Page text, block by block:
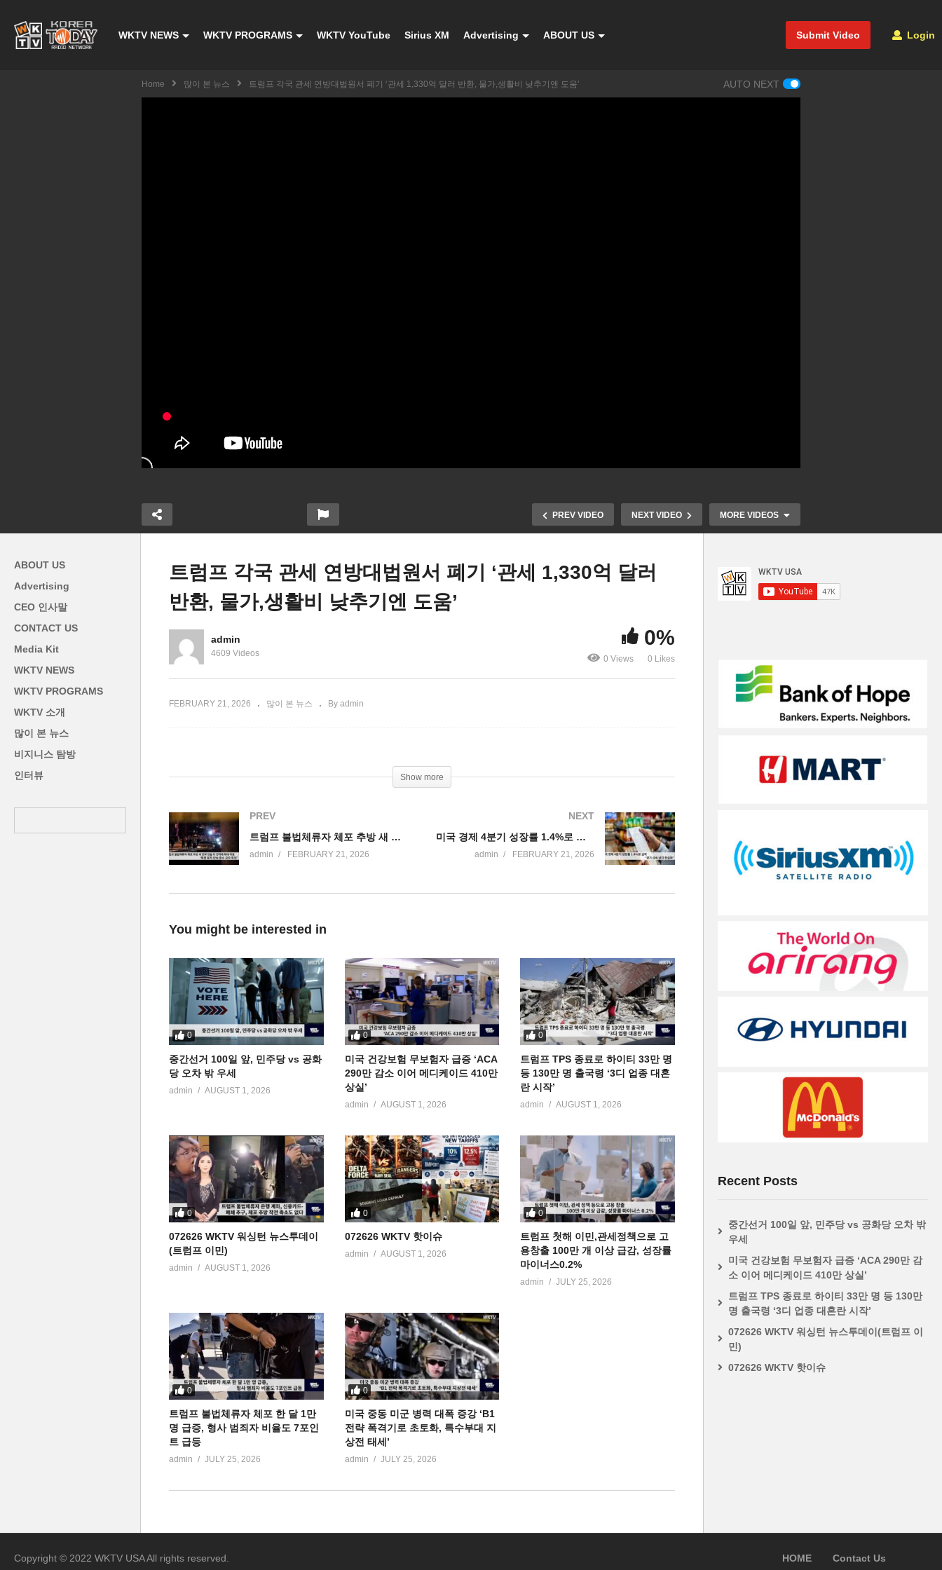
Submit Video Login
WKTV NEWS WKTV PROGRAMS WKTV YouTube Sirius XM Advertising ABOUT US
Home 많이 본 뉴스 트럼프 각국 관세 연방대법원서 폐기 ‘관세 1,330억 달러 반환, 물가,생활비 낮추기엔 도움' AUTO NEXT
PREV VIDEO NEXT VIDEO MORE VIDEOS
합의 실패
IRS, 이민 단속 위해 정보 제공
트럼프 불법체류자 체포 추방
새 전략 전술 미 전역에 확대
ABOUT US
Advertising
CEO 인사말
CONTACT US
Media Kit
WKTV NEWS
WKTV PROGRAMS
WKTV 소개
많이 본 뉴스
비지니스 탐방
인터뷰
트럼프 각국 관세 연방대법원서 폐기 ‘관세 1,330억 달러
반환, 물가,생활비 낮추기엔 도움’
admin
4609 Videos
0%
0 Views 0 Likes
FEBRUARY 21, 2026 많이 본 뉴스 By admin
Show more
PREV
트럼프 불법체류자 체포 추방 새 전략 전술 미 전역에 확대 적용 ‘표적 단속 중소 규모 투입’
admin FEBRUARY 21, 2026
NEXT
미국 경제 4분기 성장률 1.4%로 급락 ‘경기 급속 냉각 현실화’
admin FEBRUARY 21, 2026
You might be interested in
0
중간선거 100일 앞, 민주당 vs 공화
당 오차 밖 우세
admin AUGUST 1, 2026
0
미국 건강보험 무보험자 급증 ‘ACA
290만 감소 이어 메디케이드 410만
상실’
admin AUGUST 1, 2026
0
트럼프 TPS 종료로 하이티 33만 명
등 130만 명 출국령 ‘3디 업종 대혼
란 시작’
admin AUGUST 1, 2026
0
072626 WKTV 워싱턴 뉴스투데이
(트럼프 이민)
admin AUGUST 1, 2026
0
072626 WKTV 핫이슈
admin AUGUST 1, 2026
0
트럼프 첫해 이민,관세정책으로 고
용창출 100만 개 이상 급감, 성장률
마이너스0.2%
admin JULY 25, 2026
0
트럼프 불법체류자 체포 한 달 1만
명 급증, 형사 범죄자 비율도 7포인
트 급등
admin JULY 25, 2026
0
미국 중동 미군 병력 대폭 증강 ‘B1
전략 폭격기로 초토화, 특수부대 지
상전 태세’
admin JULY 25, 2026
Recent Posts
중간선거 100일 앞, 민주당 vs 공화당 오차 밖
우세
미국 건강보험 무보험자 급증 ‘ACA 290만 감
소 이어 메디케이드 410만 상실’
트럼프 TPS 종료로 하이티 33만 명 등 130만
명 출국령 ‘3디 업종 대혼란 시작’
072626 WKTV 워싱턴 뉴스투데이(트럼프 이
민)
072626 WKTV 핫이슈
Copyright © 2022 WKTV USA All rights reserved. HOME Contact Us